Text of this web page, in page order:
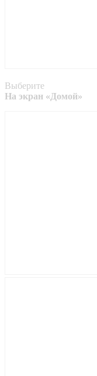
Выберите
На экран «Домой»